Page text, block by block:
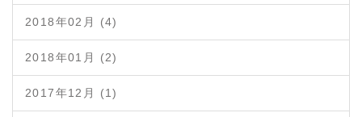
2018年02月 (4)
2018年01月 (2)
2017年12月 (1)